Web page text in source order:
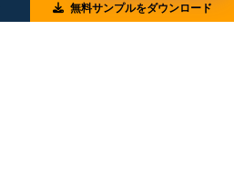
無料サンプルをダウンロード